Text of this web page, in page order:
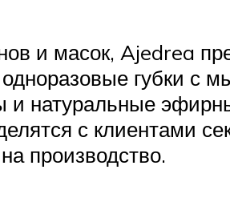
и масок, Ajedrea
губки с
и натуральные
с клиентами
производство.